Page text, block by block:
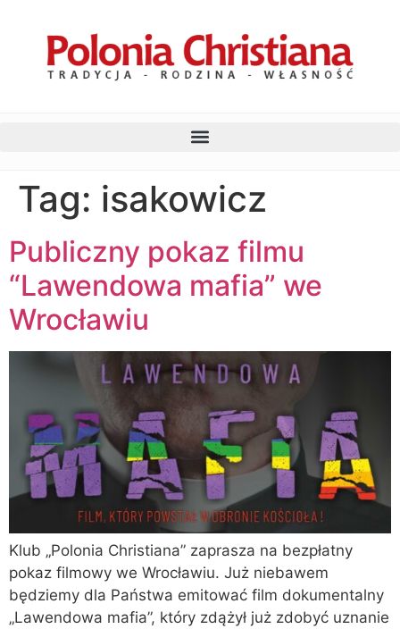
Tag: isakowicz
Publiczny pokaz filmu
“Lawendowa mafia” we
Wrocławiu
Klub „Polonia Christiana” zaprasza na bezpłatny
pokaz filmowy we Wrocławiu. Już niebawem
będziemy dla Państwa emitować film dokumentalny
„Lawendowa mafia”, który zdążył już zdobyć uznanie